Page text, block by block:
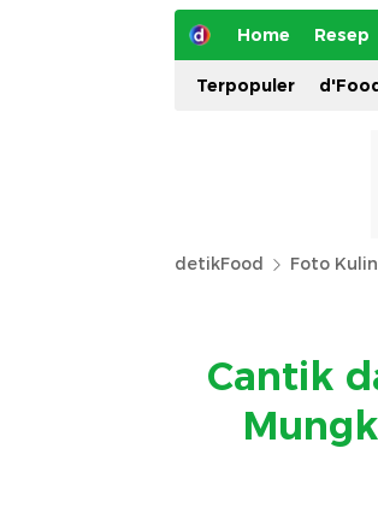
Home Resep
Terpopuler
detikFood Foto
Cantik